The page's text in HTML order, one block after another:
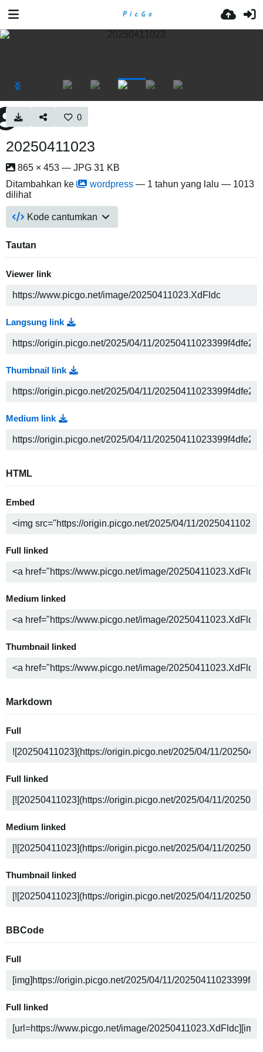
0
20250411023
865 × 453 — JPG 31 KB
Ditambahkan ke
wordpress — 1 tahun yang lalu — 1013
dilihat
Kode cantumkan
Tautan
Viewer link
Langsung link
Thumbnail link
Medium link
HTML
Embed
Full linked
Medium linked
Thumbnail linked
Markdown
Full
Full linked
Medium linked
Thumbnail linked
BBCode
Full
Full linked